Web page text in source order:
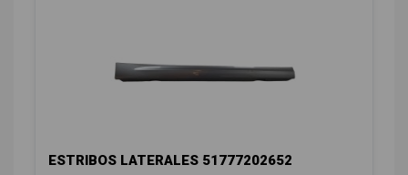
ESTRIBOS LATERALES 51777202652